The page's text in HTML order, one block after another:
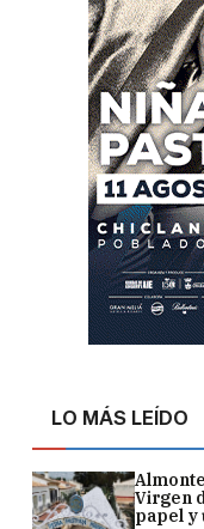
LO MÁS LEÍDO
Virgen
papel y